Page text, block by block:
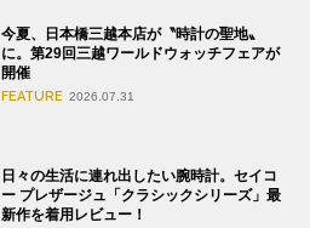
今夏、日本橋三越本店が〝時計の聖地〟
に。第29回三越ワールドウォッチフェアが
開催
FEATURE 2026.07.31
日々の生活に連れ出したい腕時計。セイコ
ー プレザージュ「クラシックシリーズ」最
新作を着用レビュー！